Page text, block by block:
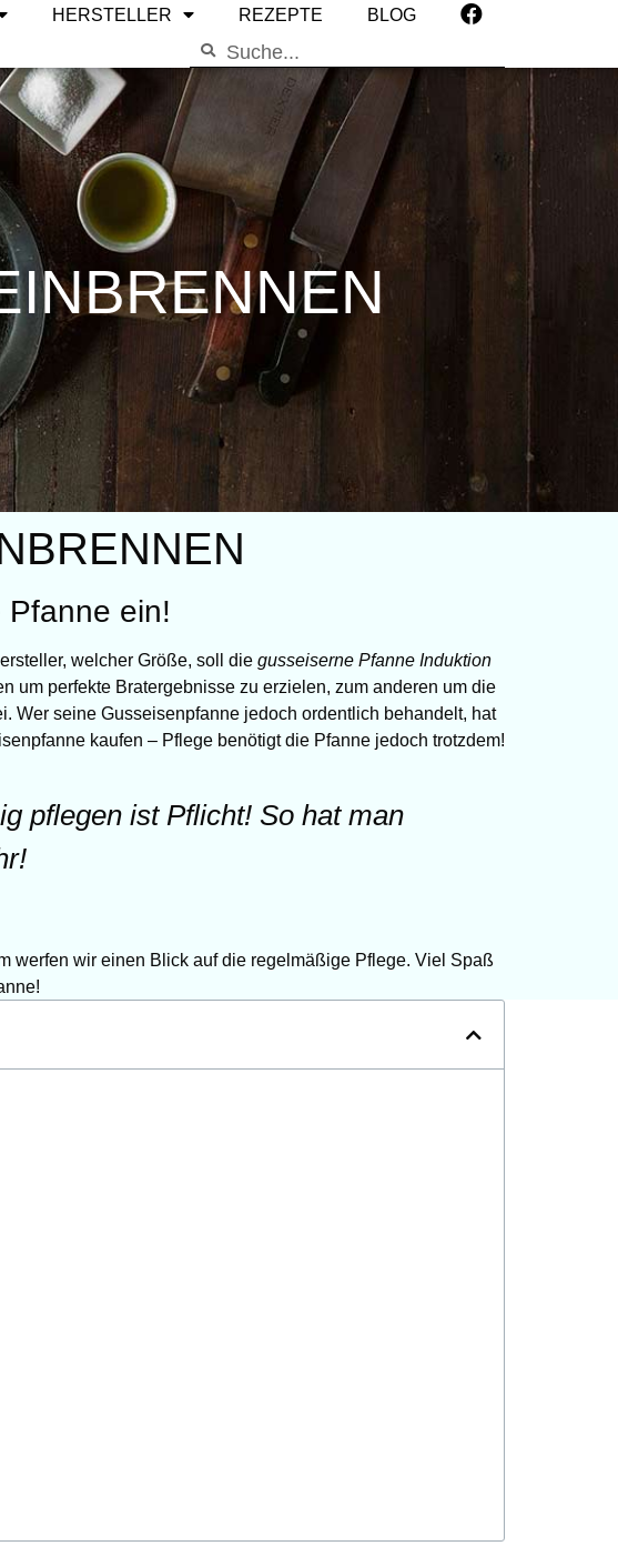
HERSTELLER REZEPTE BLOG
ein!
welcher Größe, soll die gusseiserne Pfanne Induktion
um perfekte Bratergebnisse zu erzielen, zum anderen um die
Wer seine Gusseisenpfanne jedoch ordentlich behandelt, hat
kaufen – Pflege benötigt die Pfanne jedoch trotzdem!
pflegen ist Pflicht! So hat man
werfen wir einen Blick auf die regelmäßige Pflege. Viel Spaß